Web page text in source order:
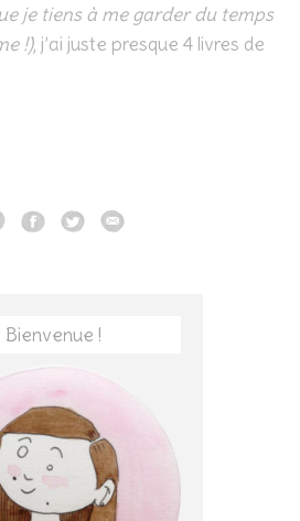
je tiens à me garder du temps
!), j’ai juste presque 4 livres de
Bienvenue !